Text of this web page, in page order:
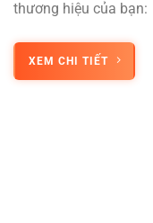
thương hiệu của bạn:
XEM CHI TIẾT